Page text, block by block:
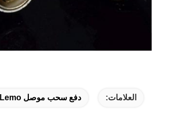
العلامات: دفع سحب موصل Lemo